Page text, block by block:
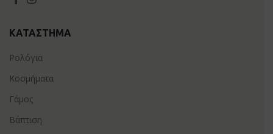
ΚΑΤΆΣΤΗΜΑ
Ρολόγια
Κοσμήματα
Γάμος
Βάπτιση